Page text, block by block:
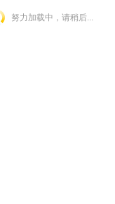
努力加载中，请稍后...